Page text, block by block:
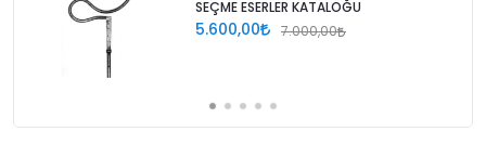
SEÇME ESERLER KATALOĞU
5.600,00 7.000,00